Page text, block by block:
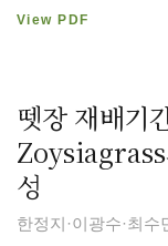
View PDF
뗏장 재배기
Zoysiagrass
성
한정지·이광수·최수